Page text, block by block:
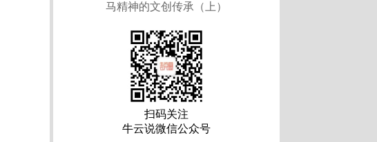
马精神的文创传承（上）
扫码关注
牛云说微信公众号